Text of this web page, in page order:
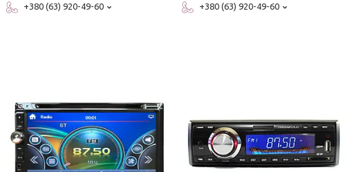
+380 (63) 920-49-60 +380 (63) 920-49-60